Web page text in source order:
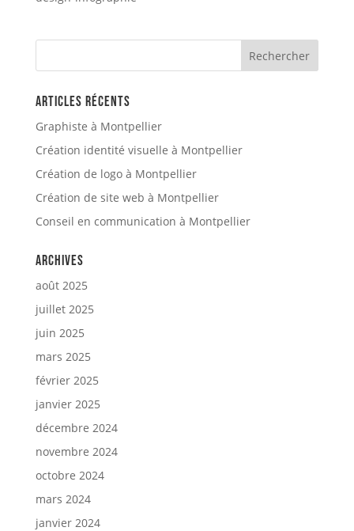
Articles récents
Graphiste à Montpellier
Création identité visuelle à Montpellier
Création de logo à Montpellier
Création de site web à Montpellier
Conseil en communication à Montpellier
Archives
août 2025
juillet 2025
juin 2025
mars 2025
février 2025
janvier 2025
décembre 2024
novembre 2024
octobre 2024
mars 2024
janvier 2024